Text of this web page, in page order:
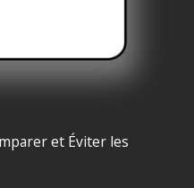
et Éviter les